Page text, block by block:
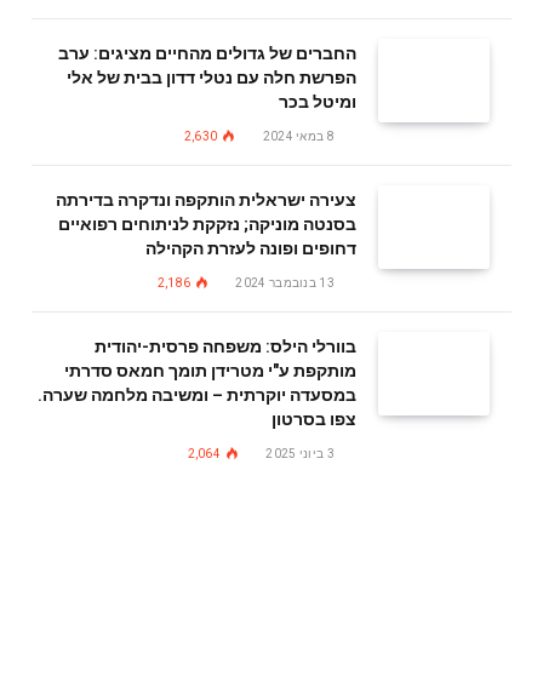
החברים של גדולים מהחיים מציגים: ערב
הפרשת חלה עם נטלי דדון בבית של אלי
ומיטל בכר
8 במאי 2024 2,630
צעירה ישראלית הותקפה ונדקרה בדירתה
בסנטה מוניקה; נזקקת לניתוחים רפואיים
דחופים ופונה לעזרת הקהילה
13 בנובמבר 2024 2,186
בוורלי הילס: משפחה פרסית-יהודית
מותקפת ע"י מטרידן תומך חמאס סדרתי
במסעדה יוקרתית – ומשיבה מלחמה שערה.
צפו בסרטון
3 ביוני 2025 2,064